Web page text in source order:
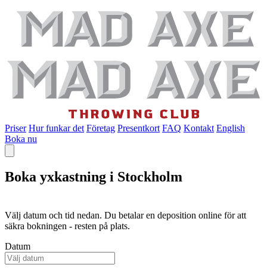
Priser Hur funkar det Företag Presentkort FAQ Kontakt English
Boka nu
Boka yxkastning i Stockholm
Välj datum och tid nedan. Du betalar en deposition online för att
säkra bokningen - resten på plats.
Datum